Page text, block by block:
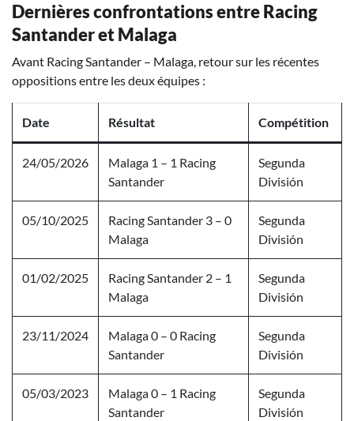
Dernières confrontations entre Racing
Santander et Malaga
Avant Racing Santander – Malaga, retour sur les récentes
oppositions entre les deux équipes :
Date Résultat Compétition
24/05/2026
Malaga 1 – 1 Racing
Santander
Segunda
División
05/10/2025
Racing Santander 3 – 0
Malaga
Segunda
División
01/02/2025
Racing Santander 2 – 1
Malaga
Segunda
División
23/11/2024
Malaga 0 – 0 Racing
Santander
Segunda
División
05/03/2023
Malaga 0 – 1 Racing
Santander
Segunda
División